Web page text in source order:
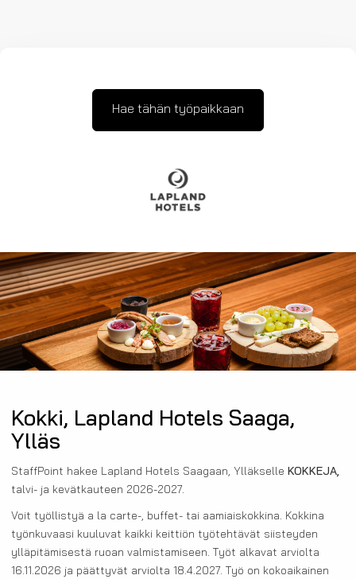
Hae tähän työpaikkaan
Kokki, Lapland Hotels Saaga,
Ylläs
StaffPoint hakee Lapland Hotels Saagaan, Ylläkselle KOKKEJA,
talvi- ja kevätkauteen 2026-2027.
Voit työllistyä a la carte-, buffet- tai aamiaiskokkina. Kokkina
työnkuvaasi kuuluvat kaikki keittiön työtehtävät siisteyden
ylläpitämisestä ruoan valmistamiseen. Työt alkavat arviolta
16.11.2026 ja päättyvät arviolta 18.4.2027. Työ on kokoaikainen